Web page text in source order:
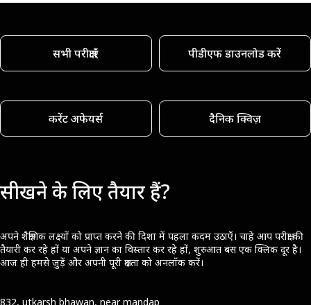
सभी परीक्षाएँ पीडीएफ डाउनलोड करें
करेंट अफेयर्स दैनिक क्विज़
सीखने के लिए तैयार हैं?
अपने शैक्षणिक लक्ष्यों को प्राप्त करने की दिशा में पहला कदम उठाएँ। चाहे आप परीक्षा की
तैयारी कर रहे हों या अपने ज्ञान का विस्तार कर रहे हों, शुरुआत बस एक क्लिक दूर है।
आज ही हमसे जुड़ें और अपनी पूरी क्षमता को अनलॉक करें।
832, utkarsh bhawan, near mandap